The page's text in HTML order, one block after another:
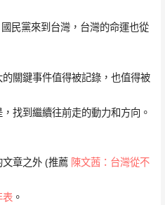
民黨來到台灣，台灣的命運也從
關鍵事件值得被記錄，也值得被
找到繼續往前走的動力和方向。
章之外 (推薦 陳文茜：台灣從不
表。